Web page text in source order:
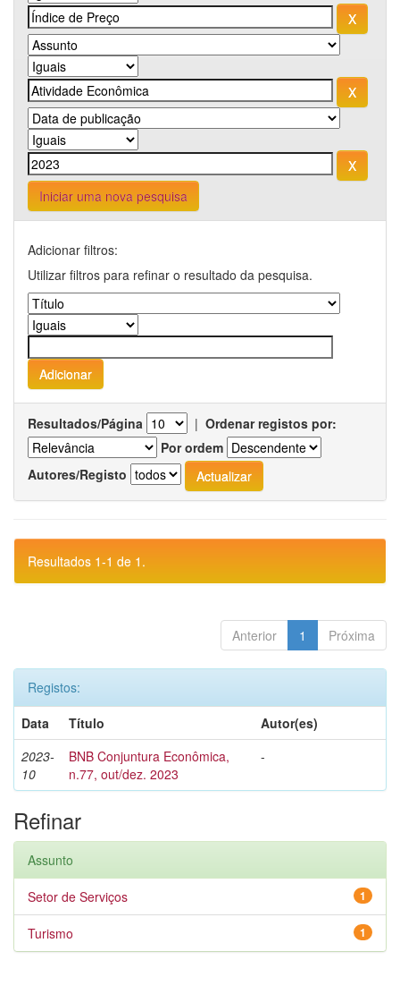
Iniciar uma nova pesquisa
Adicionar filtros:
Utilizar filtros para refinar o resultado da pesquisa.
Resultados/Página | Ordenar registos por:
Por ordem
Autores/Registo
Resultados 1-1 de 1.
Anterior 1 Próxima
Registos:
Data
Título
Autor(es)
2023-
10
BNB Conjuntura Econômica,
n.77, out/dez. 2023
-
Refinar
Assunto
1
Setor de Serviços
1
Turismo